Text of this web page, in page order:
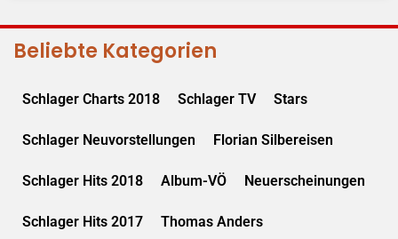
Beliebte Kategorien
Schlager Charts 2018 Schlager TV Stars
Schlager Neuvorstellungen Florian Silbereisen
Schlager Hits 2018 Album-VÖ Neuerscheinungen
Schlager Hits 2017 Thomas Anders